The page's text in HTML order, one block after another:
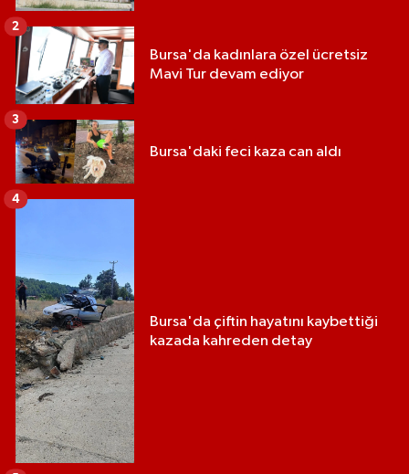
Bursa'da kadınlara özel ücretsiz
Mavi Tur devam ediyor
2
Bursa'daki feci kaza can aldı
3
Bursa'da çiftin hayatını kaybettiği
kazada kahreden detay
4